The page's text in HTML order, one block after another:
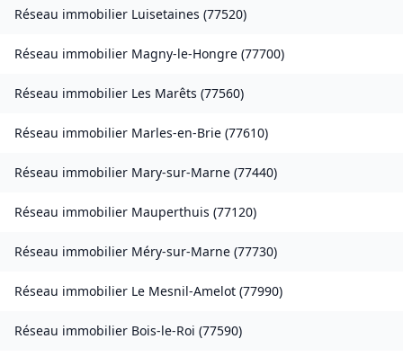
Réseau immobilier Luisetaines (77520)
Réseau immobilier Magny-le-Hongre (77700)
Réseau immobilier Les Marêts (77560)
Réseau immobilier Marles-en-Brie (77610)
Réseau immobilier Mary-sur-Marne (77440)
Réseau immobilier Mauperthuis (77120)
Réseau immobilier Méry-sur-Marne (77730)
Réseau immobilier Le Mesnil-Amelot (77990)
Réseau immobilier Bois-le-Roi (77590)